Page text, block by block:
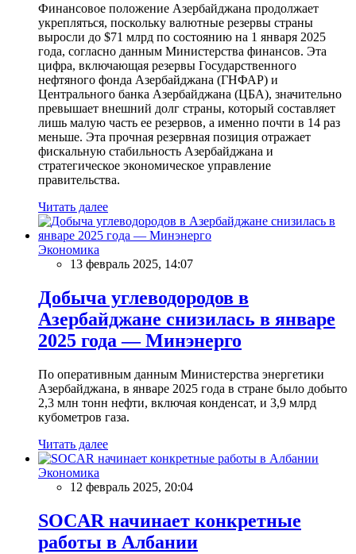
Финансовое положение Азербайджана продолжает
укрепляться, поскольку валютные резервы страны
выросли до $71 млрд по состоянию на 1 января 2025
года, согласно данным Министерства финансов. Эта
цифра, включающая резервы Государственного
нефтяного фонда Азербайджана (ГНФАР) и
Центрального банка Азербайджана (ЦБА), значительно
превышает внешний долг страны, который составляет
лишь малую часть ее резервов, а именно почти в 14 раз
меньше. Эта прочная резервная позиция отражает
фискальную стабильность Азербайджана и
стратегическое экономическое управление
правительства.
Читать далее
Экономика
13 февраль 2025, 14:07
Добыча углеводородов в
Азербайджане снизилась в январе
2025 года — Минэнерго
По оперативным данным Министерства энергетики
Азербайджана, в январе 2025 года в стране было добыто
2,3 млн тонн нефти, включая конденсат, и 3,9 млрд
кубометров газа.
Читать далее
Экономика
12 февраль 2025, 20:04
SOCAR начинает конкретные
работы в Албании